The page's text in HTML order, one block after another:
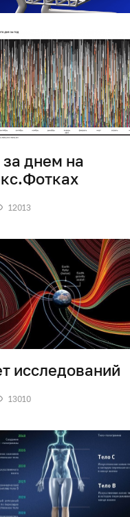
днем на
12013
исследований
13010